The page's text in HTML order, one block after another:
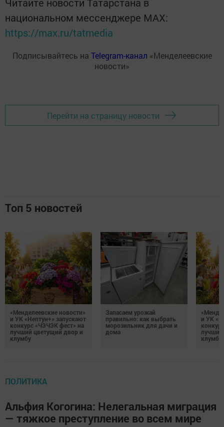
Читайте новости Татарстана в
национальном мессенджере MАХ:
https://max.ru/tatmedia
Подписывайтесь на Telegram-канал «Менделеевские
новости»
Перейти на страницу новости
Топ 5 новостей
«Менделеевские новости»
и УК «Нептун+» запускают
конкурс «ЧЭЧЭК фест» на
лучший цветущий двор и
клумбу
Запасаем урожай
правильно: как выбрать
морозильник для дачи и
дома
и УК
лучший
клумбу
ПОЛИТИКА
Альфия Когогина: Нелегальная миграция
— тяжкое преступление во всем мире